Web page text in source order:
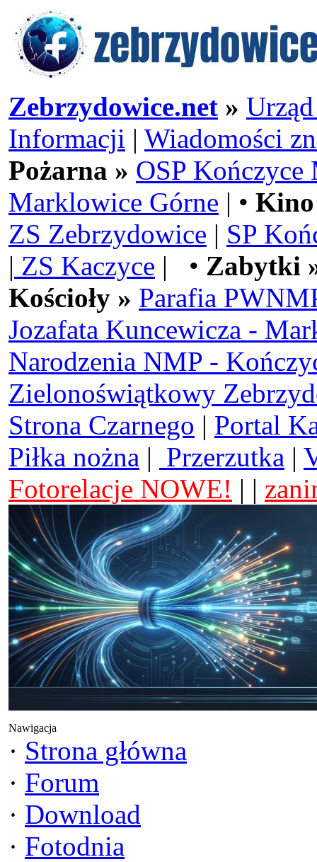
Zebrzydowice.net »
Informacji | Wiadomości
Pożarna » OSP Kończyce
Marklowice Górne | •
ZS Zebrzydowice | SP
| ZS Kaczyce | • Zabytki
Kościoły » Parafia
Jozafata Kuncewicza -
Narodzenia NMP -
Zielonoświątkowy
Strona Czarnego | Portal
Piłka nożna | Przerzutka |
Fotorelacje NOWE! | |
Nawigacja
· Strona główna
· Forum
· Download
· Fotodnia